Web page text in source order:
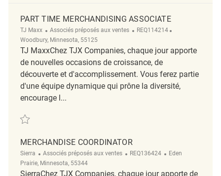
PART TIME MERCHANDISING ASSOCIATE
TJ Maxx Catégorie
Associés préposés aux ventes ReqId
REQ114214
Woodbury, Minnesota, 55125
TJ MaxxChez TJX Companies, chaque jour apporte
de nouvelles occasions de croissance, de
découverte et d'accomplissement. Vous ferez partie
d'une équipe dynamique qui prône la diversité,
encourage l...
Sauvegarder Part Time Merchandising Associate REQ114214
MERCHANDISE COORDINATOR
Sierra Catégorie
Associés préposés aux ventes ReqId
REQ136424 Emplacement
Eden
Prairie, Minnesota, 55344
SierraChez TJX Companies, chaque jour apporte de